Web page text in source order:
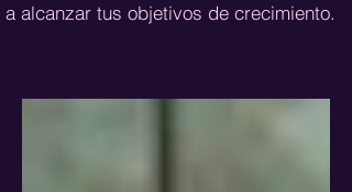
a alcanzar tus objetivos de crecimiento.